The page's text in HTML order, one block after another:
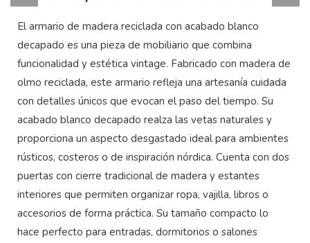
El armario de madera reciclada con acabado blanco
decapado es una pieza de mobiliario que combina
funcionalidad y estética vintage. Fabricado con madera de
olmo reciclada, este armario refleja una artesanía cuidada
con detalles únicos que evocan el paso del tiempo. Su
acabado blanco decapado realza las vetas naturales y
proporciona un aspecto desgastado ideal para ambientes
rústicos, costeros o de inspiración nórdica. Cuenta con dos
puertas con cierre tradicional de madera y estantes
interiores que permiten organizar ropa, vajilla, libros o
accesorios de forma práctica. Su tamaño compacto lo
hace perfecto para entradas, dormitorios o salones